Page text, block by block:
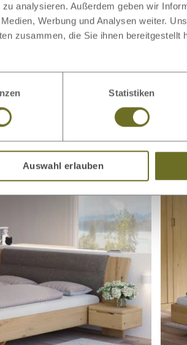
analysieren. Außerdem geben wir
Werbung und Analysen weiter.
zusammen, die Sie ihnen bereitgestellt
Statistiken
Auswahl erlauben
2.497,00 €